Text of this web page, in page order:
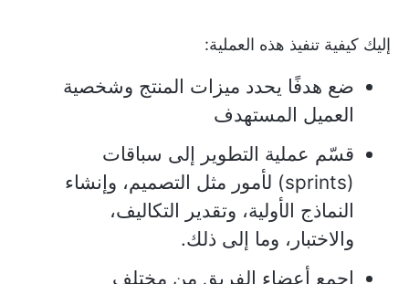
إليك كيفية تنفيذ هذه العملية:
ضع هدفًا يحدد ميزات المنتج وشخصية
العميل المستهدف
قسّم عملية التطوير إلى سباقات
(sprints) لأمور مثل التصميم، وإنشاء
النماذج الأولية، وتقدير التكاليف،
والاختبار، وما إلى ذلك.
اجمع أعضاء الفريق من مختلف